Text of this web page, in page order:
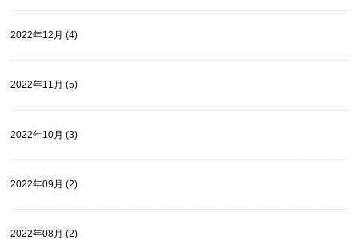
2022年12月 (4)
2022年11月 (5)
2022年10月 (3)
2022年09月 (2)
2022年08月 (2)